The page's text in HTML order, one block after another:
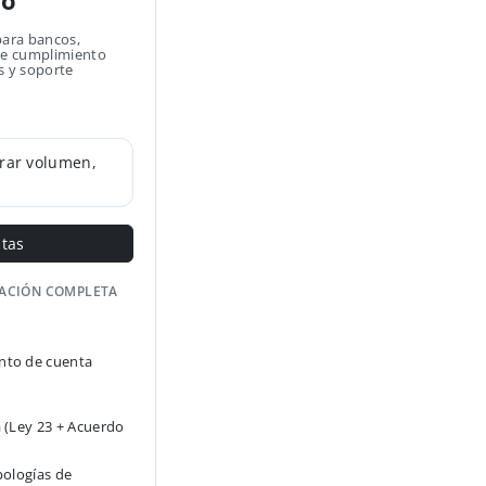
bancos,
cumplimiento
y soporte
volumen,
COMPLETA
de cuenta
23 + Acuerdo
de